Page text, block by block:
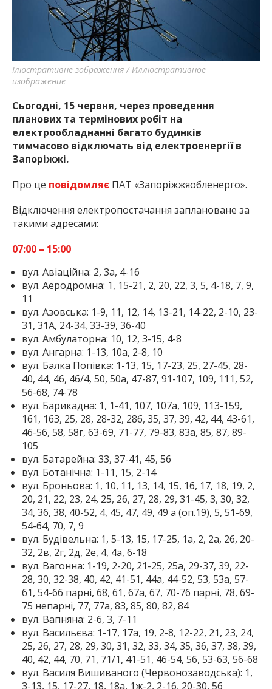
найважливішу інформацію про події
міста Запоріжжя та області.
Ілюстративне зображення / Иллюстративное
изображение
Сьогодні, 15 червня, через проведення
планових та термінових робіт на
електрообладнанні багато будинків
тимчасово відключать від електроенергії в
Запоріжжі.
Про це повідомляє ПАТ «Запоріжжяобленерго».
Відключення електропостачання заплановане за
такими адресами:
07:00 – 15:00
вул. Авіаційна: 2, 3а, 4-16
вул. Аеродромна: 1, 15-21, 2, 20, 22, 3, 5, 4-18, 7, 9,
11
вул. Азовська: 1-9, 11, 12, 14, 13-21, 14-22, 2-10, 23-
31, 31А, 24-34, 33-39, 36-40
вул. Амбулаторна: 10, 12, 3-15, 4-8
вул. Ангарна: 1-13, 10а, 2-8, 10
вул. Балка Попівка: 1-13, 15, 17-23, 25, 27-45, 28-
40, 44, 46, 46/4, 50, 50а, 47-87, 91-107, 109, 111, 52,
56-68, 74-78
вул. Барикадна: 1, 1-41, 107, 107а, 109, 113-159,
161, 163, 25, 28, 28-32, 28б, 35, 37, 39, 42, 44, 43-61,
46-56, 58, 58г, 63-69, 71-77, 79-83, 83а, 85, 87, 89-
105
вул. Батарейна: 33, 37-41, 45, 56
вул. Ботанічна: 1-11, 15, 2-14
вул. Броньова: 1, 10, 11, 13, 14, 15, 16, 17, 18, 19, 2,
20, 21, 22, 23, 24, 25, 26, 27, 28, 29, 31-45, 3, 30, 32,
34, 36, 38, 40-52, 4, 45, 47, 49, 49 а (оп.19), 5, 51-69,
54-64, 70, 7, 9
вул. Будівельна: 1, 5-13, 15, 17-25, 1а, 2, 2а, 2б, 20-
32, 2в, 2г, 2д, 2е, 4, 4а, 6-18
вул. Вагонна: 1-19, 2-20, 21-25, 25а, 29-37, 39, 22-
28, 30, 32-38, 40, 42, 41-51, 44а, 44-52, 53, 53а, 57-
61, 54-66 парні, 68, 61, 67а, 67, 70-76 парні, 78, 69-
75 непарні, 77, 77а, 83, 85, 80, 82, 84
вул. Вапняна: 2-6, 3, 7-11
вул. Васильєва: 1-17, 17а, 19, 2-8, 12-22, 21, 23, 24,
25, 26, 27, 28, 29, 30, 31, 32, 33, 34, 35, 36, 37, 38, 39,
40, 42, 44, 70, 71, 71/1, 41-51, 46-54, 56, 53-63, 56-68
вул. Василя Вишиваного (Червонозаводська): 1,
3-13, 15, 17-27, 18, 18а, 1ж-2, 2-16, 20-30, 56